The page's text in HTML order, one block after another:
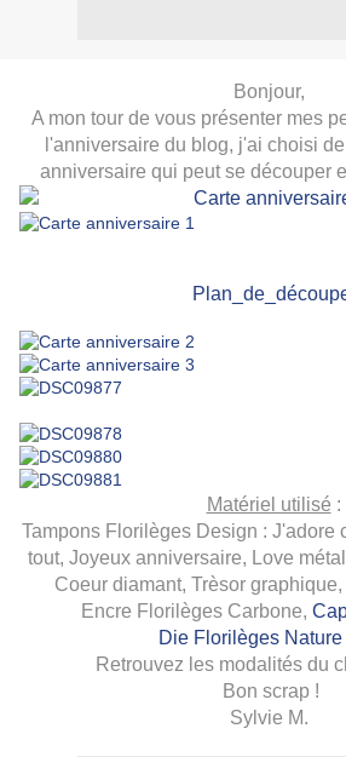
Bonjour,
A mon tour de vous présenter mes
l'anniversaire du blog, j'ai choisi
anniversaire qui peut se découper
Matériel utilisé :
Tampons Florilèges Design : J'adore
tout, Joyeux anniversaire, Love
Coeur diamant, Trèsor graphique,
Encre Florilèges Carbone,
Die Florilèges Nature
Retrouvez les modalités du
Bon scrap !
Sylvie M.